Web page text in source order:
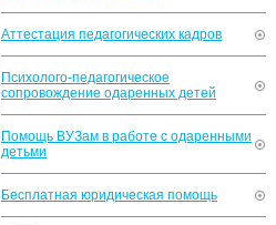
Аттестация педагогических кадров
Психолого-педагогическое
сопровождение одаренных детей
Помощь ВУЗам в работе с одаренными
детьми
Бесплатная юридическая помощь